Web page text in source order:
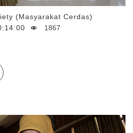
(Masyarakat Cerdas)
1867